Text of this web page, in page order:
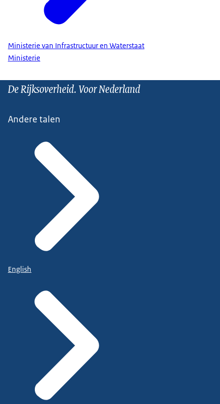
Ministerie van Infrastructuur en Waterstaat
Ministerie
De Rijksoverheid. Voor Nederland
Andere talen
English